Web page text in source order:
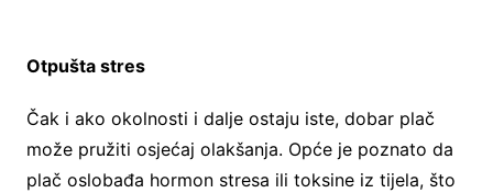
Otpušta stres
Čak i ako okolnosti i dalje ostaju iste, dobar plač
može pružiti osjećaj olakšanja. Opće je poznato da
plač oslobađa hormon stresa ili toksine iz tijela, što